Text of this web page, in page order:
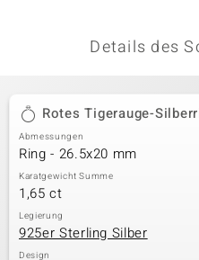
Details des
Rotes Tigerauge-
Abmessungen
Ring - 26.5x20 mm
Karatgewicht Summe
1,65 ct
Legierung
925er Sterling Silber
Design